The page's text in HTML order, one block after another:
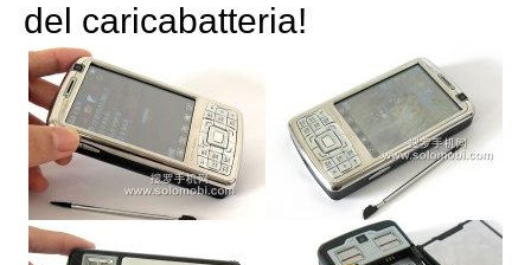
del caricabatteria!